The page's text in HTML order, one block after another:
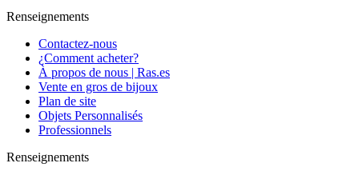
Renseignements
Contactez-nous
¿Comment acheter?
À propos de nous | Ras.es
Vente en gros de bijoux
Plan de site
Objets Personnalisés
Professionnels
Renseignements